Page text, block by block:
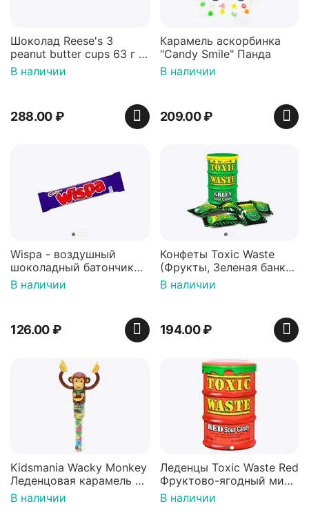
Шоколад Reese's 3
peanut butter cups 63 г с
арахисовой пастой
В наличии
288.00₽
Карамель аскорбинка
"Candy Smile" Панда
В наличии
209.00₽
Wispa - воздушный
шоколадный батончик
36 гр
В наличии
126.00₽
Конфеты Toxic Waste
(Фрукты, Зеленая банка,
42 гр).
В наличии
194.00₽
Kidsmania Wacky Monkey
Леденцовая карамель с
игрушкой Ваки Манки
12г, Китай
В наличии
Леденцы Toxic Waste Red
Фруктово-ягодный микс
Красная банка 42 г,
Пакистан
В наличии